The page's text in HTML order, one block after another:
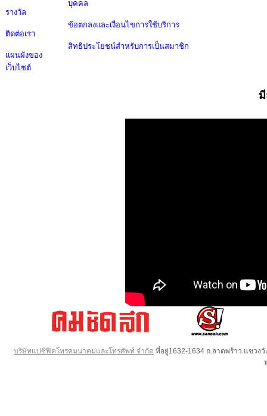
รางวัล
ติดต่อเรา
แผนผังของ
เว็บไซต์
บุคคล
ข้อตกลงและเงื่อนไขการใช้บริการ
สิทธิประโยชน์สำหรับการเป็นสมาชิก
บริษัทแปซิฟิคโทรคมนาคมและโทรศัพท์ จำกัด ที่อยู่1632-1634 ถ.ลาดพร้าว แขวง